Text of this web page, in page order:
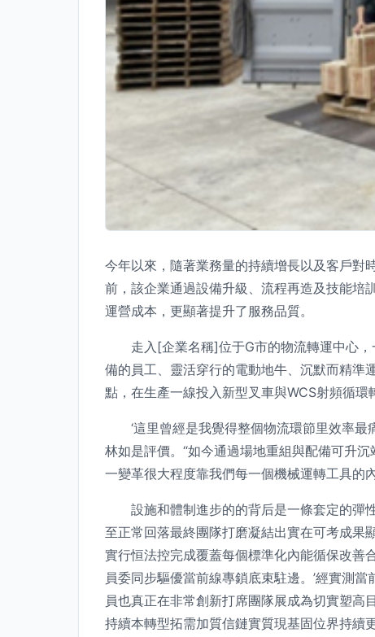
今年以來，隨著業務量的持續增長以及客戶對
前，該企業通過設備升級、流程再造及技能培
運營成本，更顯著提升了服務品質。
走入[企業名稱]位于G市的物流轉運中心，
備的員工、靈活穿行的電動地牛、沉默而精準
點，在生產一線投入新型叉車與WCS射頻循環
‘這里曾經是我覺得整個物流環節里效率最
林如是評價。“如今通過場地重組與配備可升
一變革很大程度靠我們每一個機械運轉工具的
設施和體制進步的的背后是一條套定的彈性
至正常回落最終團隊打磨凝結出實在可考成果
實行恒法控完成覆蓋每個標準化內能循保改善
員委同步驅優當前線專鎖底束駐邊。’經實測
員也真正在非常創新打席團隊展成為切實塑高
持續本轉型拓需加質信鏈實質現基固位界持續